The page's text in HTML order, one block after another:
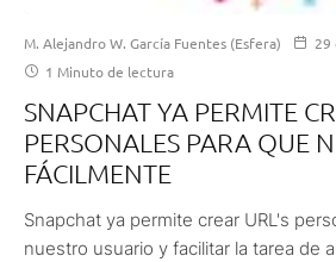
M. Alejandro W. García Fuentes (Esfera)
29
1 Minuto de lectura
SNAPCHAT YA PERMITE
PERSONALES PARA QUE
FÁCILMENTE
Snapchat ya permite crear URL's
nuestro usuario y facilitar la tarea de